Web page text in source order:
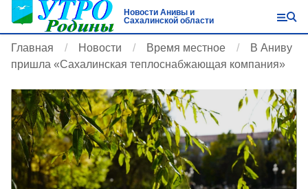
Новости Анивы и
Сахалинской области
Главная Новости Время местное
В Аниву
пришла «Сахалинская теплоснабжающая компания»